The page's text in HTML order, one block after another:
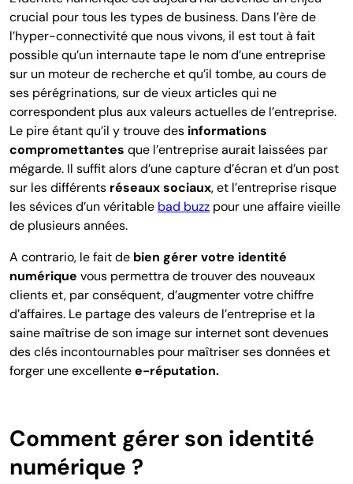
crucial pour tous les types de business. Dans l’ère de
l’hyper-connectivité que nous vivons, il est tout à fait
possible qu’un internaute tape le nom d’une entreprise
sur un moteur de recherche et qu’il tombe, au cours de
ses pérégrinations, sur de vieux articles qui ne
correspondent plus aux valeurs actuelles de l’entreprise.
Le pire étant qu’il y trouve des informations
compromettantes que l’entreprise aurait laissées par
mégarde. Il suffit alors d’une capture d’écran et d’un post
sur les différents réseaux sociaux, et l’entreprise risque
les sévices d’un véritable bad buzz pour une affaire vieille
de plusieurs années.
A contrario, le fait de bien gérer votre identité
numérique vous permettra de trouver des nouveaux
clients et, par conséquent, d’augmenter votre chiffre
d’affaires. Le partage des valeurs de l’entreprise et la
saine maîtrise de son image sur internet sont devenues
des clés incontournables pour maîtriser ses données et
forger une excellentee-réputation.
Comment gérer son identité
numérique ?